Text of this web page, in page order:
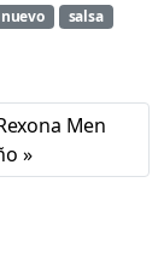
nuevo
salsa
Men